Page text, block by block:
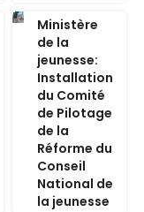
Ministère
de la
jeunesse:
Installation
du Comité
de Pilotage
de la
Réforme du
Conseil
National de
la jeunesse